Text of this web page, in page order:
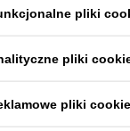
pliki
pliki
pliki cookie